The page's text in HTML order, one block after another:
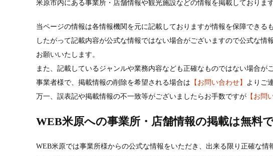
米原市内にある事業所・店舗情報や観光施設などの情報を掲載しております
当ページの情報は各情報機関を元に記載しておりますが情報を保障できる
したがって記載内容が公式な情報ではない場合がございますので公式な
お願いいたします。
また、記載しているジャンルや業務内容なども正確なものではない場合が
事業者様で、掲載情報の削除を希望される場合は 【お問い合わせ】 よりご
万一、誤表記や掲載情報の不一致等がございましたらお手数ですが 【お問
WEB米原への事業所・店舗情報の掲載は無料で
WEB米原では事業所様からの公式な情報をいただき、出来る限り正確な情